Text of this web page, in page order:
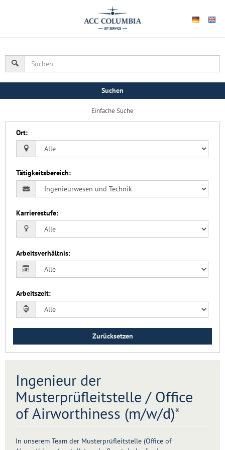
Suchen
Einfache Suche
Ort:
Tätigkeitsbereich:
Karrierestufe:
Arbeitsverhältnis:
Arbeitszeit:
Zurücksetzen
Ingenieur der
Musterprüfleitstelle / Office
of Airworthiness (m/w/d)*
In unserem Team der Musterprüfleitstelle (Office of